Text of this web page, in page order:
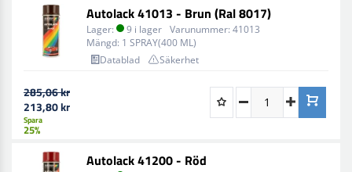
Autolack 41013 - Brun (Ral 8017)
Lager: 9 i lager Varunummer: 41013
Mängd: 1 SPRAY(400 ML)
Datablad
Säkerhet
285,06 kr
213,80 kr
Spara
25%
Autolack 41200 - Röd